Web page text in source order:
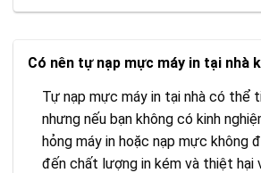
Có nên tự nạp mực máy in tại nhà
Tự nạp mực máy in tại nhà có thể
nhưng nếu bạn không có kinh
hỏng máy in hoặc nạp mực không
đến chất lượng in kém và thiệt hại